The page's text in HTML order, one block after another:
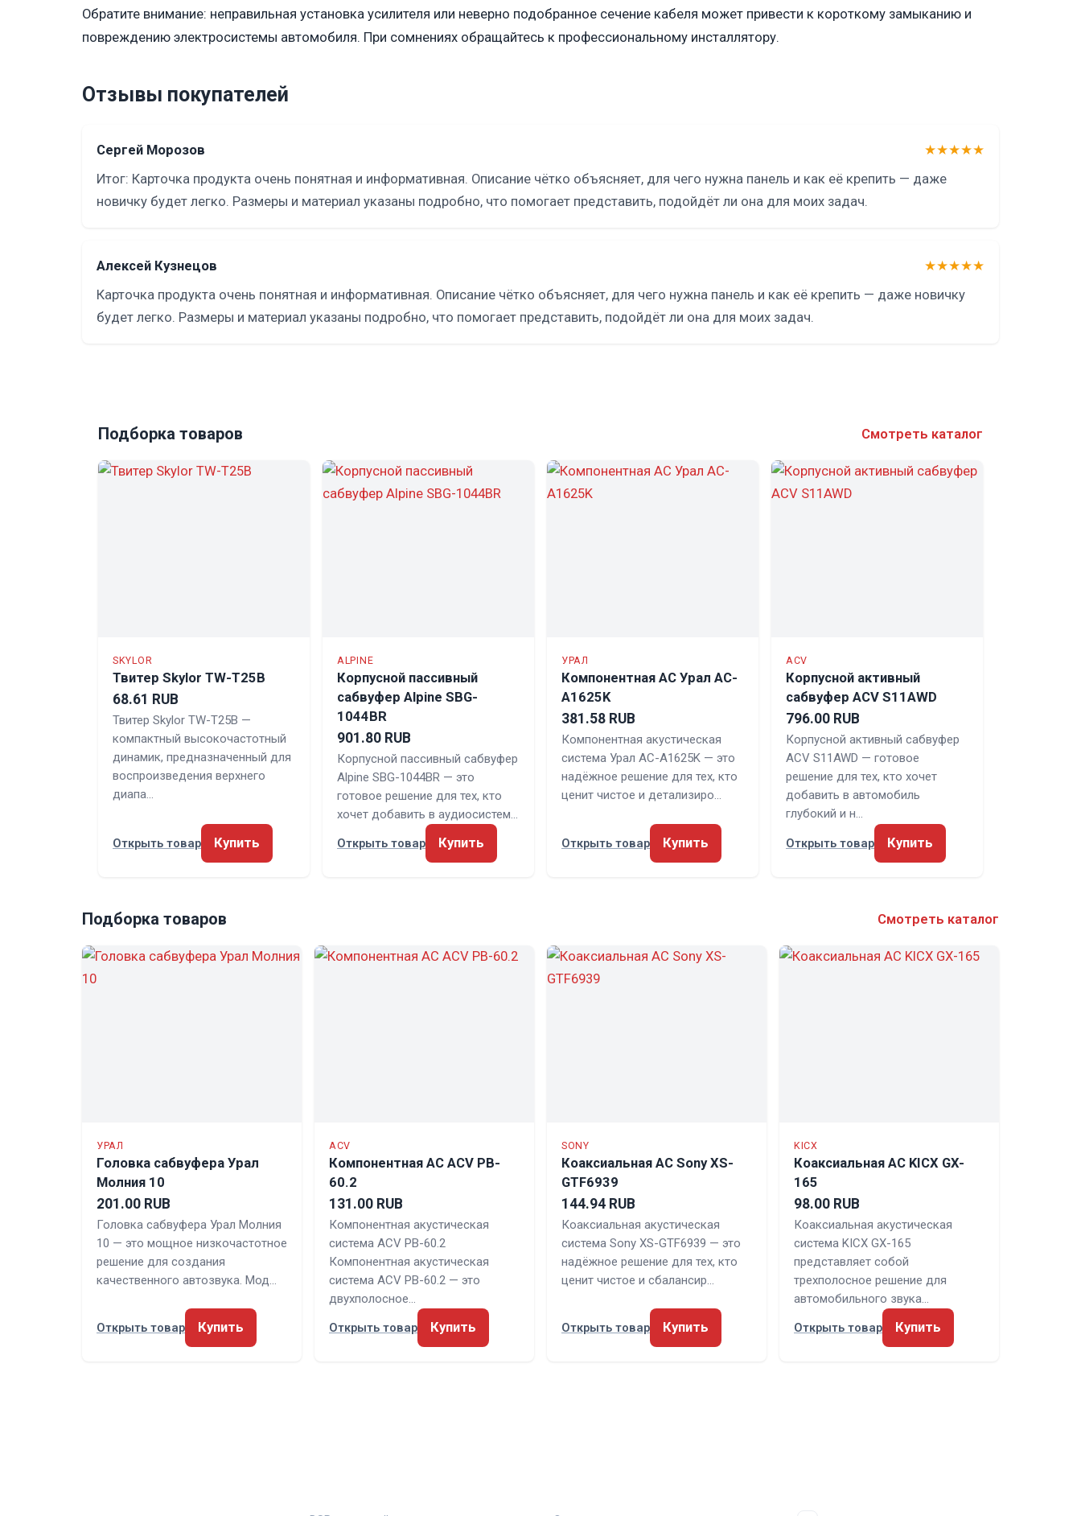
Обратите внимание: неправильная установка усилителя или неверно подобранное сечение кабеля может привести к короткому замыканию и
повреждению электросистемы автомобиля. При сомнениях обращайтесь к профессиональному инсталлятору.
Отзывы покупателей
Сергей Морозов
★★★★★
Итог: Карточка продукта очень понятная и информативная. Описание чётко объясняет, для чего нужна панель и как её крепить — даже
новичку будет легко. Размеры и материал указаны подробно, что помогает представить, подойдёт ли она для моих задач.
Алексей Кузнецов
★★★★★
Карточка продукта очень понятная и информативная. Описание чётко объясняет, для чего нужна панель и как её крепить — даже новичку
будет легко. Размеры и материал указаны подробно, что помогает представить, подойдёт ли она для моих задач.
Подборка товаров Смотреть каталог
SKYLOR
Твитер Skylor TW-T25B
68.61 RUB
Твитер Skylor TW-T25B —
компактный высокочастотный
динамик, предназначенный для
воспроизведения верхнего
диапа…
Открыть товар Купить
ALPINE
Корпусной пассивный
сабвуфер Alpine SBG-
1044BR
901.80 RUB
Корпусной пассивный сабвуфер
Alpine SBG-1044BR — это
готовое решение для тех, кто
хочет добавить в аудиосистем…
Открыть товар
Купить
УРАЛ
Компонентная АС Урал AC-
A1625K
381.58 RUB
Компонентная акустическая
система Урал AC-A1625K — это
надёжное решение для тех, кто
ценит чистое и детализиро…
Открыть товар Купить
ACV
Корпусной активный
сабвуфер ACV S11AWD
796.00 RUB
Корпусной активный сабвуфер
ACV S11AWD — готовое
решение для тех, кто хочет
добавить в автомобиль
глубокий и н…
Открыть товар Купить
Подборка товаров Смотреть каталог
УРАЛ
Головка сабвуфера Урал
Молния 10
201.00 RUB
Головка сабвуфера Урал Молния
10 — это мощное низкочастотное
решение для создания
качественного автозвука. Мод…
Открыть товар Купить
ACV
Компонентная АС ACV PB-
60.2
131.00 RUB
Компонентная акустическая
система ACV PB-60.2
Компонентная акустическая
система ACV PB-60.2 — это
двухполосное…
Открыть товар
Купить
SONY
Коаксиальная АС Sony XS-
GTF6939
144.94 RUB
Коаксиальная акустическая
система Sony XS-GTF6939 — это
надёжное решение для тех, кто
ценит чистое и сбалансир…
Открыть товар Купить
KICX
Коаксиальная АС KICX GX-
165
98.00 RUB
Коаксиальная акустическая
система KICX GX-165
представляет собой
трехполосное решение для
автомобильного звука…
Открыть товар
Купить